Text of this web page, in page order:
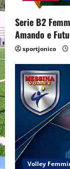
o
n
Serie B2
Amando e
sportjonico
Volley